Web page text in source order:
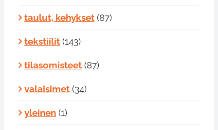
taulut, kehykset (87)
tekstiilit (143)
tilasomisteet (87)
valaisimet (34)
yleinen (1)